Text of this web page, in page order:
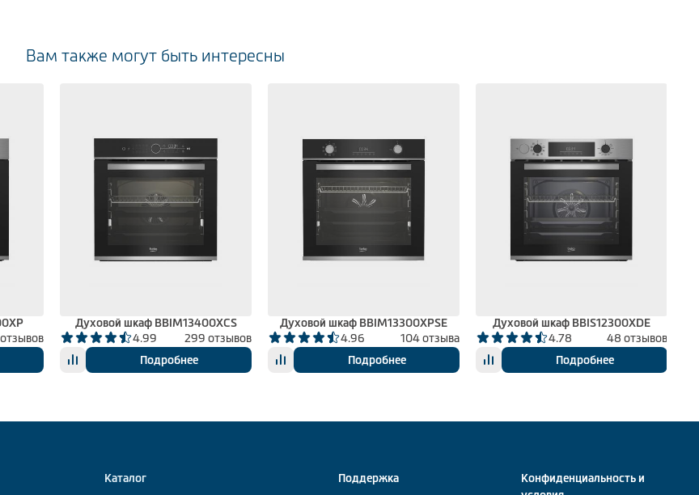
Вам также могут быть интересны
Духовой шкаф BBIM13400XCS
4.99
299 отзывов
Подробнее
Духовой шкаф BBIM13300XPSE
4.96
104 отзыва
Подробнее
Духовой шкаф BBIS12300XDE
4.78
48 отзывов
Подробнее
Каталог Поддержка
Конфиденциальность и